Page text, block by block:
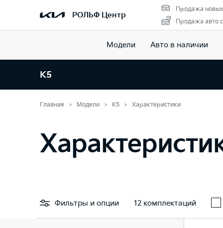
РОЛЬФ Центр
Продажа
Продажа авто
Модели Авто в наличии
K5
Главная Модели K5 Характеристики
Фильтры и опции 12 комплектаций